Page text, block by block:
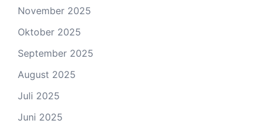
November 2025
Oktober 2025
September 2025
August 2025
Juli 2025
Juni 2025